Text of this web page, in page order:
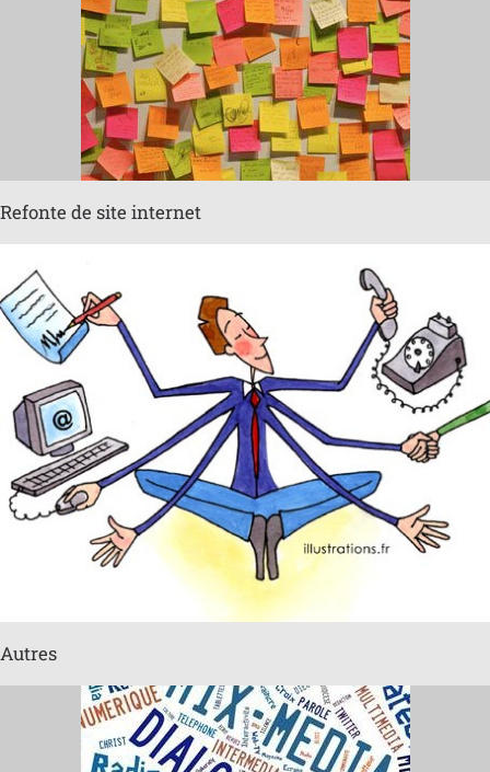
Refonte de site internet
Autres